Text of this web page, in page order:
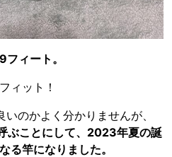
ィート。
ィット！
のかよく分かりませんが、
ぶことにして、2023年夏の誕
る竿になりました。